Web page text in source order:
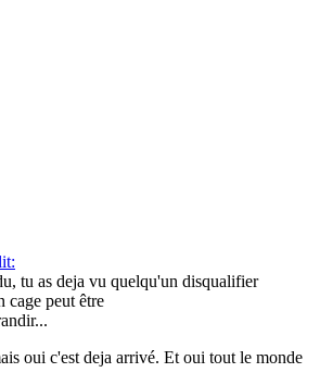
tu as deja vu quelqu'un disqualifier
cage peut être
oui c'est deja arrivé. Et oui tout le monde